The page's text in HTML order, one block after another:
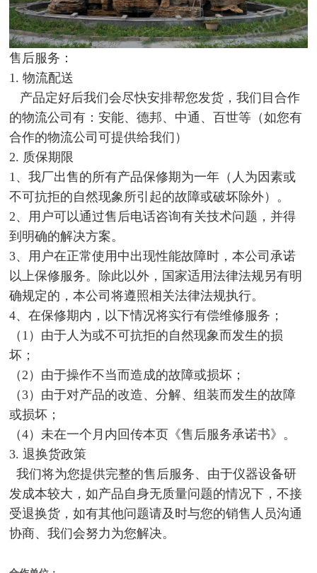
售后服务：
1. 物流配送
产品定好后我们会尽快安排帮您发货，我们目合作
的物流公司有：安能、德邦、中通、百世等（如您有
合作的物流公司可提供给我们）
2. 质保期限
1、我厂出售的所有产品保修期为一年（人为因素或
不可抗拒的自然现象所引起的故障或破坏除外）。
2、用户可以通过售后电话咨询有关技术问题，并得
到明确的解决方案。
3、用户在正常使用中出现性能故障时，本公司承诺
以上保修服务。除此以外，国家适用法律法规另有明
确规定的，本公司将遵照相关法律法规执行。
4、在保修期内，以下情况将实行有偿维修服务；
（1）由于人为或不可抗拒的自然现象而发生的损
坏；
（2）由于操作不当而造成的故障或损坏；
（3）由于对产品的改造、分解、组装而发生的故障
或损坏；
（4）未在一个月内回传本页《售后服务承诺书》。
3. 退换货政策
我们将为您提供完整的售后服务、由于仪器设备研
发成本较大，如产品自身无质量问题的情况下，不接
受退换货，如有其他问题请及时与您的销售人员沟通
协商、我们会努力为您解决。